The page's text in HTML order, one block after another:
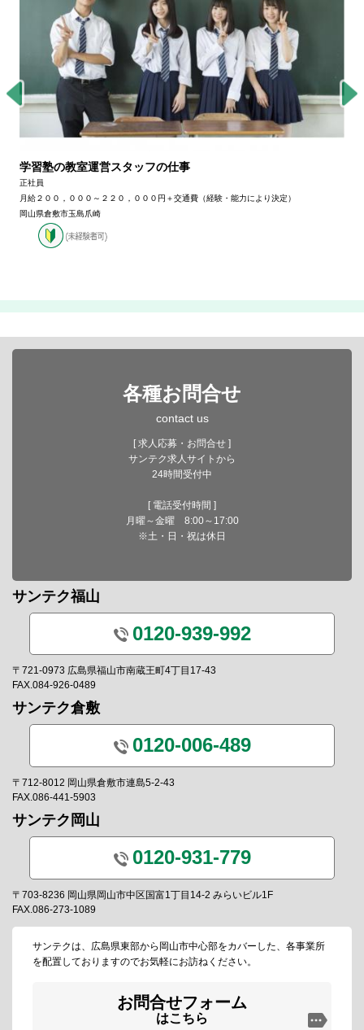
学習塾の教室運営スタッフの仕事
正社員
月給２００，０００～２２０，０００円＋交通費（経験・能力により決定）
岡山県倉敷市玉島爪崎
各種お問合せ
contact us
[ 求人応募・お問合せ ]
サンテク求人サイトから
24時間受付中
[ 電話受付時間 ]
月曜～金曜 8:00～17:00
※土・日・祝は休日
サンテク福山
0120-939-992
〒721-0973 広島県福山市南蔵王町4丁目17-43
FAX.084-926-0489
サンテク倉敷
0120-006-489
〒712-8012 岡山県倉敷市連島5-2-43
FAX.086-441-5903
サンテク岡山
0120-931-779
〒703-8236 岡山県岡山市中区国富1丁目14-2 みらいビル1F
FAX.086-273-1089
サンテクは、広島県東部から岡山市中心部をカバーした、各事業所
を配置しておりますのでお気軽にお訪ねください。
お問合せフォーム
はこちら